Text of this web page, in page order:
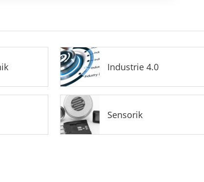
Industrie 4.0
Sensorik